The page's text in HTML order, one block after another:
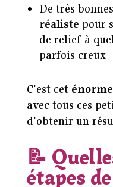
De très
réaliste pour
de relief à
parfois creux
C'est cet
avec tous ces
d'obtenir un
📝
étapes